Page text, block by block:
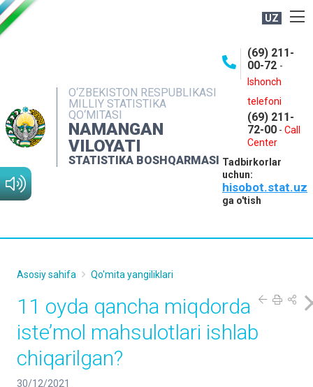
UZ
O‘ZBEKISTON RESPUBLIKASI
MILLIY STATISTIKA
QO‘MITASI
NAMANGAN
VILOYATI
STATISTIKA BOSHQARMASI
(69) 211-
00-72 -
Ishonch
telefoni
(69) 211-
72-00 - Call
Center
Tadbirkorlar
uchun:
hisobot.stat.uz
ga o'tish
NASHRLAR
INTERAKTIV XIZMATLAR
MATBUOT XIZMATI
MUROJAATLAR
Asosiy sahifa Qo'mita yangiliklari
11 oyda qancha miqdorda
iste’mol mahsulotlari ishlab
chiqarilgan?
30/12/2021